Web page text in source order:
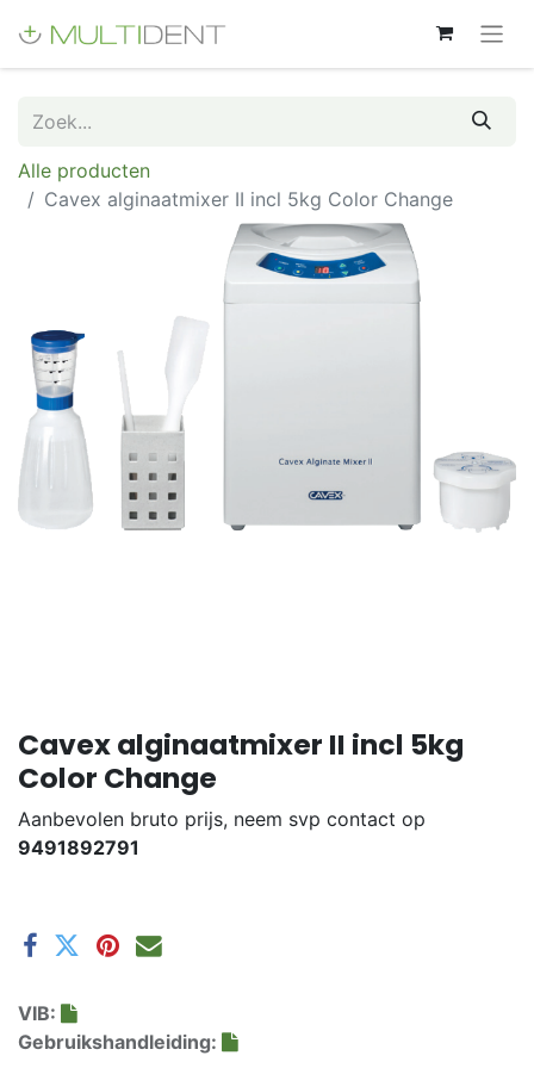
Alle producten
Cavex alginaatmixer II incl 5kg Color Change
Cavex alginaatmixer II incl 5kg
Color Change
Aanbevolen bruto prijs, neem svp contact op
9491892791
VIB:
Gebruikshandleiding: